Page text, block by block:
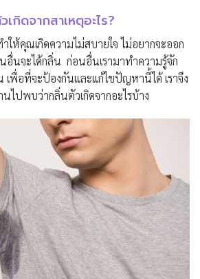
เกิดจากสาเหตุอะไร?
คุณเกิดความไม่สบายใจ ไม่อยากจะออก
อื่นจะได้กลิ่น ก่อนอื่นเรามาทำความรู้จัก
พื่อที่จะป้องกันและแก้ไขปัญหานี้ได้ เราจึง
ไปพบว่ากลิ่นตัวเกิดจากอะไรบ้าง